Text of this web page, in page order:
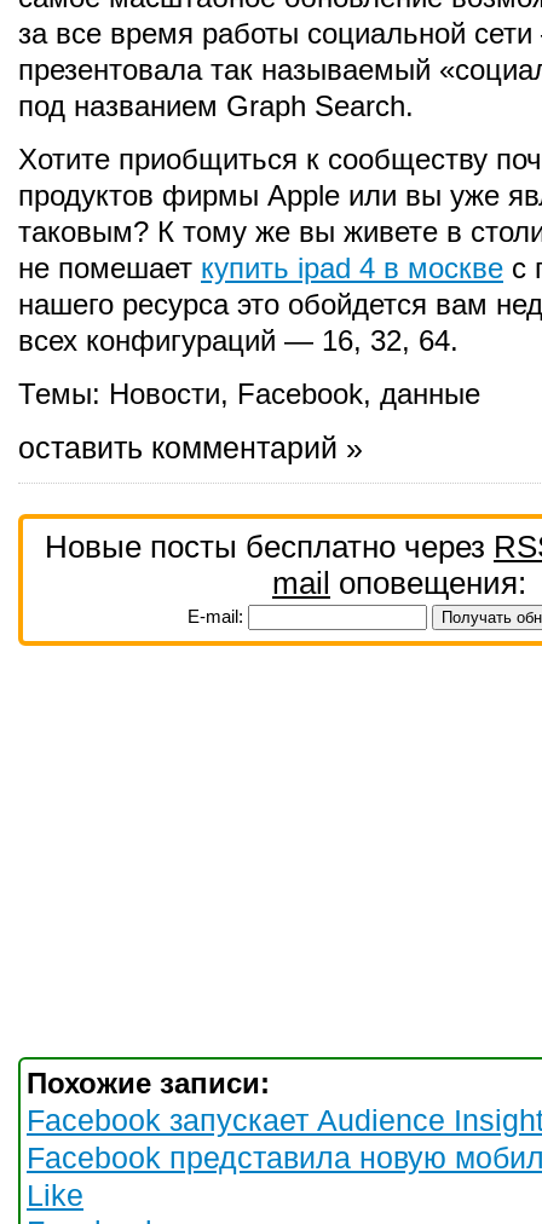
за все время работы социальной
презентовала так называемый
под названием Graph Search.
Хотите приобщиться к сообществу
продуктов фирмы Apple или вы уже
таковым? К тому же вы живете в
не помешает купить ipad 4 в москве с
нашего ресурса это обойдется вам
всех конфигураций — 16, 32, 64.
Темы: Новости, Facebook, данные
оставить комментарий »
Новые посты бесплатно через
mail оповещения:
E-mail:
Похожие записи:
Facebook запускает Audience
Facebook представила новую
Like